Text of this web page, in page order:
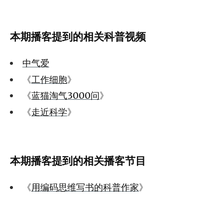
本期播客提到的相关科普视频
中气爱
《工作细胞》
《蓝猫淘气3000问》
《走近科学》
本期播客提到的相关播客节目
《用编码思维写书的科普作家》